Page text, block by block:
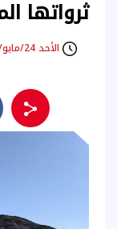
ثرواتها
الأحد 24/مايو/2026 - 12:17 م